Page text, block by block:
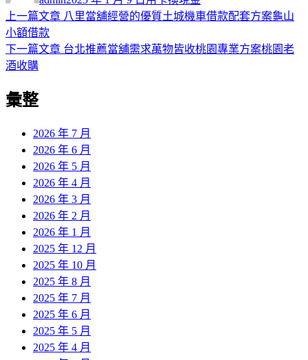
日
文
章
導
覽
上一篇文章 上
篇
八里當舖經營的優質土城機車借款配套方案龜山
小額借款
下一篇文章 下
台北推薦當舖需求萬物皆收桃園專業方案桃園老
酒收購
彙整
2026 年 7 月
2026 年 6 月
2026 年 5 月
2026 年 4 月
2026 年 3 月
2026 年 2 月
2026 年 1 月
2025 年 12 月
2025 年 10 月
2025 年 8 月
2025 年 7 月
2025 年 6 月
2025 年 5 月
2025 年 4 月